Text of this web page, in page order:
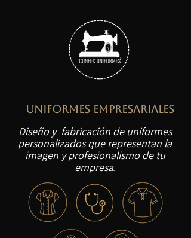
UNIFORMES EMPRESARIALES
Diseño y fabricación de uniformes
personalizados que representan la
imagen y profesionalismo de tu
empresa.